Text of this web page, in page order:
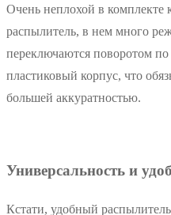
Очень неплохой в комплекте
распылитель, в нем много
переключаются поворотом по
пластиковый корпус, что
большей аккуратностью.
Универсальность и
Кстати, удобный